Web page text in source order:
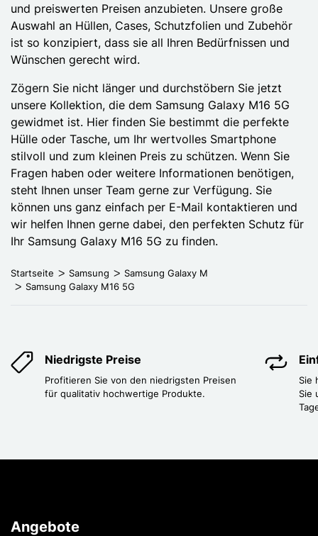
und preiswerten Preisen anzubieten. Unsere große
Auswahl an Hüllen, Cases, Schutzfolien und Zubehör
ist so konzipiert, dass sie all Ihren Bedürfnissen und
Wünschen gerecht wird.
Zögern Sie nicht länger und durchstöbern Sie jetzt
unsere Kollektion, die dem Samsung Galaxy M16 5G
gewidmet ist. Hier finden Sie bestimmt die perfekte
Hülle oder Tasche, um Ihr wertvolles Smartphone
stilvoll und zum kleinen Preis zu schützen. Wenn Sie
Fragen haben oder weitere Informationen benötigen,
steht Ihnen unser Team gerne zur Verfügung. Sie
können uns ganz einfach per E-Mail kontaktieren und
wir helfen Ihnen gerne dabei, den perfekten Schutz für
Ihr Samsung Galaxy M16 5G zu finden.
Startseite Samsung
Samsung Galaxy M
Samsung Galaxy M16 5G
Niedrigste Preise
Profitieren Sie von den niedrigsten Preisen
für qualitativ hochwertige Produkte.
Sie
Sie
Angebote